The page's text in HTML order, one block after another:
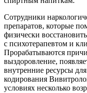
Сотрудники
препаратов, которые
физически
с психотерапевтом и
Прорабатываются
выздоровление,
внутренние ресурсы
кодирования
условиях несколько